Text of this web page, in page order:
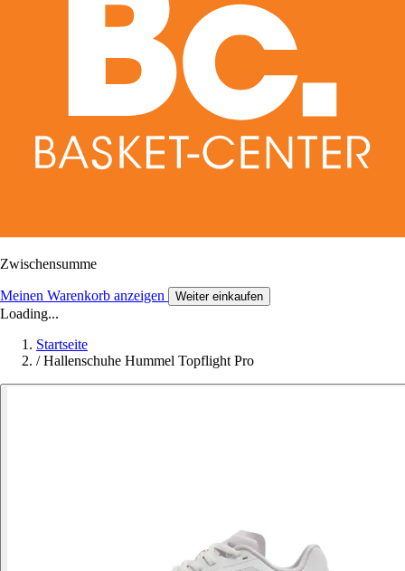
Zwischensumme
Meinen Warenkorb anzeigen Weiter einkaufen
Loading...
Startseite
/ Hallenschuhe Hummel Topflight Pro